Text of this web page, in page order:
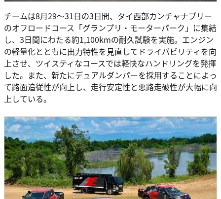
チームは8月29～31日の3日間、タイ西部カンチャナブリー
のオフロードコース「グランプリ・モーターパーク」に集結
し、3日間にわたる約1,100kmの耐久試験を実施。エンジン
の軽量化とともに出力特性を見直してドライバビリティを向
上させ、ツイスティなコースでは軽快なハンドリングを発揮
した。また、新たにデュアルダンパーを採用することによっ
て路面追従性が向上し、走行安定性と悪路走破性が大幅に向
上している。